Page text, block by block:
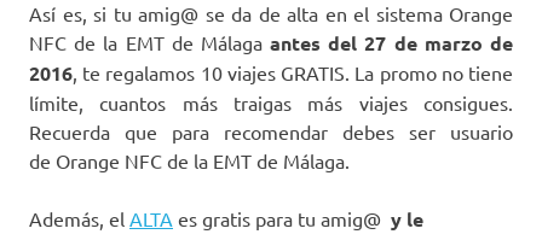
Así es, si tu amig@ se da de alta en el sistema Orange
NFC de la EMT de Málagaantes del 27 de marzo de
2016, te regalamos 10 viajes GRATIS. La promo no tiene
límite, cuantos más traigas más viajes consigues.
Recuerda que para recomendar debes ser usuario
de Orange NFC de la EMT de Málaga.
Además, el ALTA es gratis para tu amig@ y le